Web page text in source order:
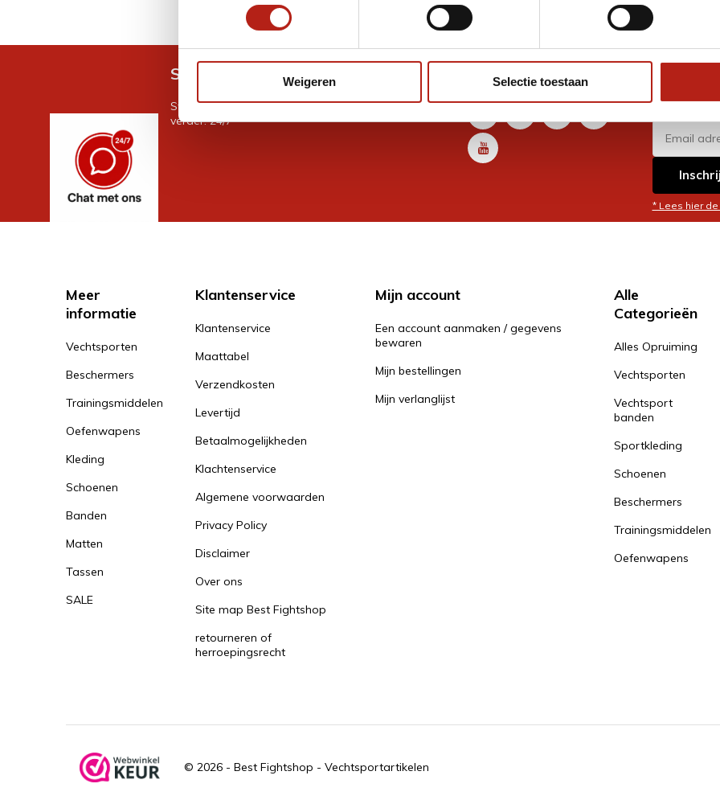
Weigeren Selectie toestaan
GRATIS verzending v.a €75 Eenvoudig ruilen of retour
Snel antwoord op je vraag?
Stel je vraag in de chat, en we helpen je graag
verder. 24/7
Volg ons
* Lees hier
Meer
informatie
Vechtsporten
Beschermers
Trainingsmiddelen
Oefenwapens
Kleding
Schoenen
Banden
Matten
Tassen
SALE
Klantenservice
Klantenservice
Maattabel
Verzendkosten
Levertijd
Betaalmogelijkheden
Klachtenservice
Algemene voorwaarden
Privacy Policy
Disclaimer
Over ons
Site map Best Fightshop
retourneren of
herroepingsrecht
Mijn account
Een account aanmaken / gegevens
bewaren
Mijn bestellingen
Mijn verlanglijst
Alle
Categorieën
Alles Opruiming
Vechtsporten
Vechtsport
banden
Sportkleding
Schoenen
Beschermers
Trainingsmiddelen
Oefenwapens
© 2026 - Best Fightshop - Vechtsportartikelen